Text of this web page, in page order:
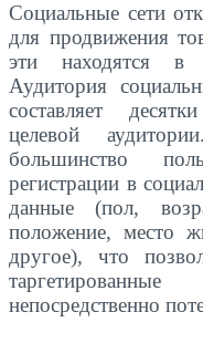
Социальные сети
для продвижения
эти находятся в
Аудитория
составляет
целевой
большинство
регистрации в
данные (пол,
положение, место
другое), что
непосредственно